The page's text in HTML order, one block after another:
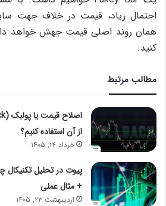
احتمال زیاد،‌ قیمت در خلاف جهت
همان روند اصلی قیمت جهش خواهد
کنید.
مطالب مرتبط
از آن استفاده کنیم؟
خرداد ۱۴, ۱۴۰۵
پیوت در تحلیل
+ مثال عملی
اردیبهشت ۲۳, ۱۴۰۵